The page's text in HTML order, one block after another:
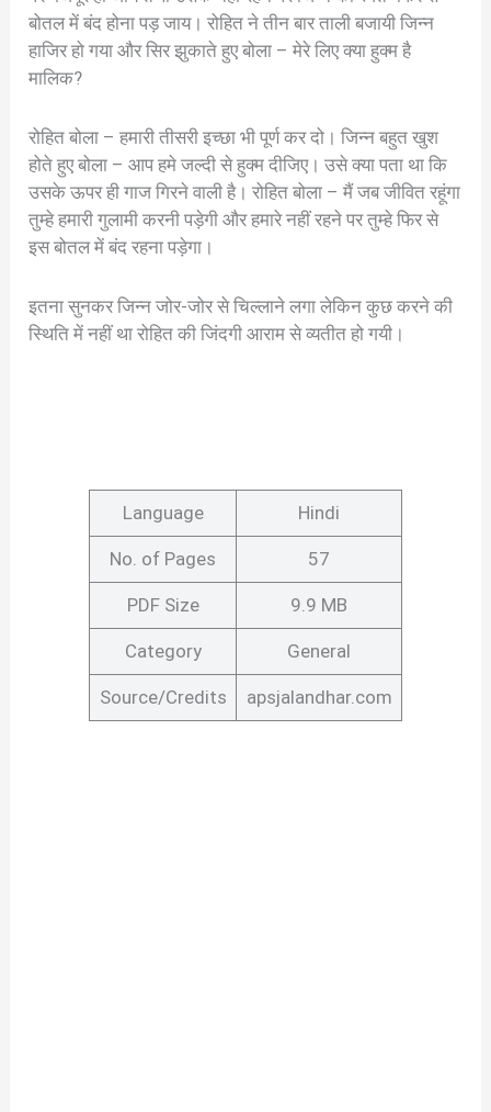
बोतल में बंद होना पड़ जाय। रोहित ने तीन बार ताली बजायी जिन्न
हाजिर हो गया और सिर झुकाते हुए बोला – मेरे लिए क्या हुक्म है
मालिक?
रोहित बोला – हमारी तीसरी इच्छा भी पूर्ण कर दो। जिन्न बहुत खुश
होते हुए बोला – आप हमे जल्दी से हुक्म दीजिए। उसे क्या पता था कि
उसके ऊपर ही गाज गिरने वाली है। रोहित बोला – मैं जब जीवित रहूंगा
तुम्हे हमारी गुलामी करनी पड़ेगी और हमारे नहीं रहने पर तुम्हे फिर से
इस बोतल में बंद रहना पड़ेगा।
इतना सुनकर जिन्न जोर-जोर से चिल्लाने लगा लेकिन कुछ करने की
स्थिति में नहीं था रोहित की जिंदगी आराम से व्यतीत हो गयी।
Language Hindi
No. of Pages 57
PDF Size 9.9 MB
Category General
Source/Credits apsjalandhar.com